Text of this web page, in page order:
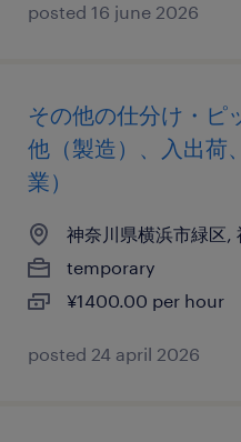
posted 16 june 2026
その他の仕分け・ピ
他（製造）、入出荷
業）
神奈川県横浜市緑区,
temporary
¥1400.00 per hour
posted 24 april 2026